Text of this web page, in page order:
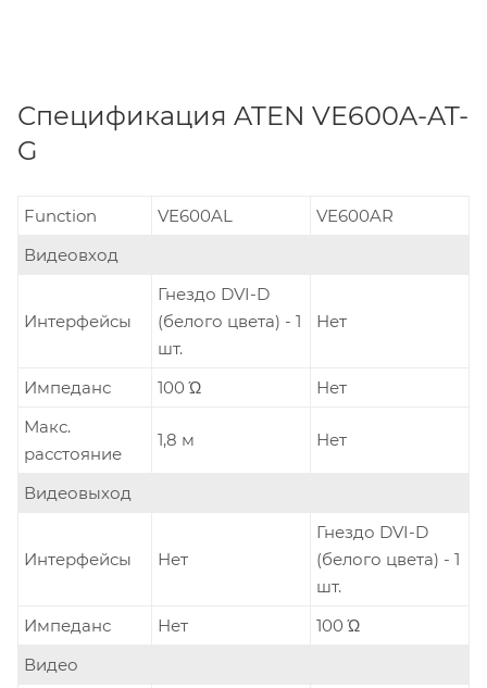
Спецификация ATEN VE600A-AT-
G
Function VE600AL
VE600AR
Видеовход
Интерфейсы
Гнездо DVI-D
(белого цвета) - 1
шт.
Нет
Импеданс 100 Ώ
Нет
Макс.
расстояние
1,8 м Нет
Видеовыход
Интерфейсы Нет
Гнездо DVI-D
(белого цвета) - 1
шт.
Импеданс
Нет
100 Ώ
Видео